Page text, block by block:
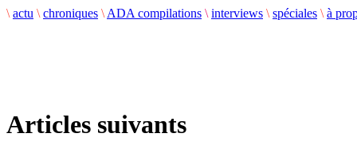
\ actu \ chroniques \ ADA compilations \ interviews \ spéciales \ à
Articles suivants